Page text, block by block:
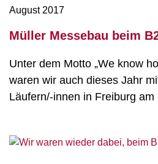
August 2017
Müller Messebau beim
Unter dem Motto „We know
waren wir auch dieses Jahr
Läufern/-innen in Freiburg am